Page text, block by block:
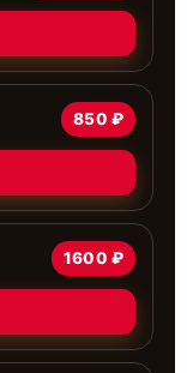
850 ₽
1600 ₽